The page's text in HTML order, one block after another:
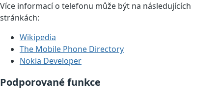
Více informací o telefonu může být na následujících
stránkách:
Wikipedia
The Mobile Phone Directory
Nokia Developer
Podporované funkce